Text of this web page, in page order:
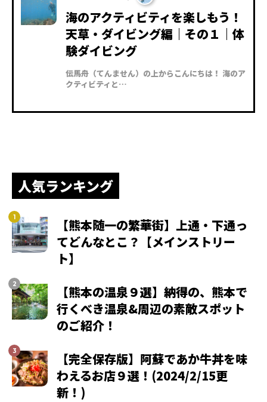
海のアクティビティを楽しもう！
天草・ダイビング編｜その１｜体
験ダイビング
伝馬舟（てんません）の上からこんにちは！ 海のア
クティビティと…
人気ランキング
【熊本随一の繁華街】上通・下通っ
てどんなとこ？【メインストリー
ト】
【熊本の温泉９選】納得の、熊本で
行くべき温泉&周辺の素敵スポット
のご紹介！
【完全保存版】阿蘇であか牛丼を味
わえるお店９選！(2024/2/15更
新！)